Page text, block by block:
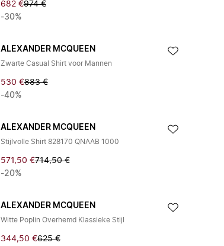
682 €974 €
-30%
ALEXANDER MCQUEEN
Zwarte Casual Shirt voor Mannen
530 €883 €
-40%
ALEXANDER MCQUEEN
Stijlvolle Shirt 828170 QNAAB 1000
571,50 €714,50 €
-20%
ALEXANDER MCQUEEN
Witte Poplin Overhemd Klassieke Stijl
344,50 €625 €